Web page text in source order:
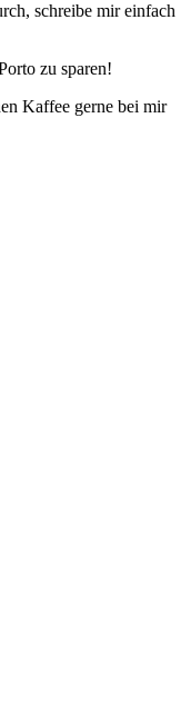
schreibe mir einfach
zu sparen!
Kaffee gerne bei mir